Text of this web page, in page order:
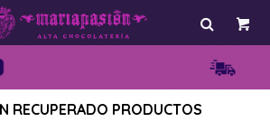
RECUPERADO PRODUCTOS